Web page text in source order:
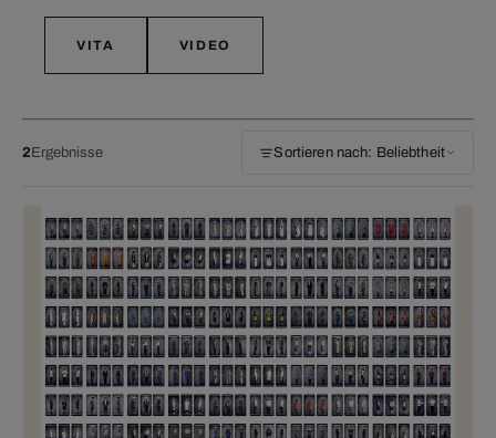
VITA VIDEO
2Ergebnisse Sortieren nach: Beliebtheit